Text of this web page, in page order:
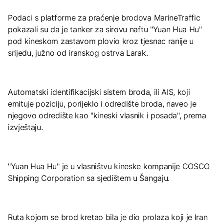
Podaci s platforme za praćenje brodova MarineTraffic
pokazali su da je tanker za sirovu naftu "Yuan Hua Hu"
pod kineskom zastavom plovio kroz tjesnac ranije u
srijedu, južno od iranskog ostrva Larak.
Automatski identifikacijski sistem broda, ili AIS, koji
emituje poziciju, porijeklo i odredište broda, naveo je
njegovo odredište kao "kineski vlasnik i posada", prema
izvještaju.
"Yuan Hua Hu" je u vlasništvu kineske kompanije COSCO
Shipping Corporation sa sjedištem u Šangaju.
Ruta kojom se brod kretao bila je dio prolaza koji je Iran